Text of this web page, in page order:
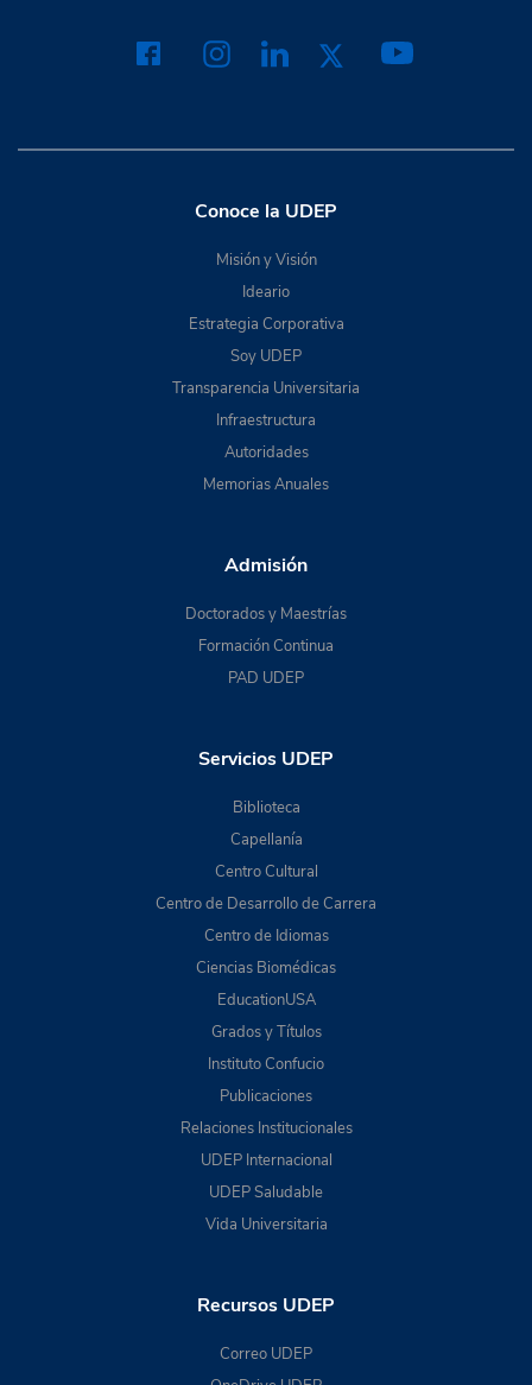
Conoce la UDEP
Misión y Visión
Ideario
Estrategia Corporativa
Soy UDEP
Transparencia Universitaria
Infraestructura
Autoridades
Memorias Anuales
Admisión
Doctorados y Maestrías
Formación Continua
PAD UDEP
Servicios UDEP
Biblioteca
Capellanía
Centro Cultural
Centro de Desarrollo de Carrera
Centro de Idiomas
Ciencias Biomédicas
EducationUSA
Grados y Títulos
Instituto Confucio
Publicaciones
Relaciones Institucionales
UDEP Internacional
UDEP Saludable
Vida Universitaria
Recursos UDEP
Correo UDEP